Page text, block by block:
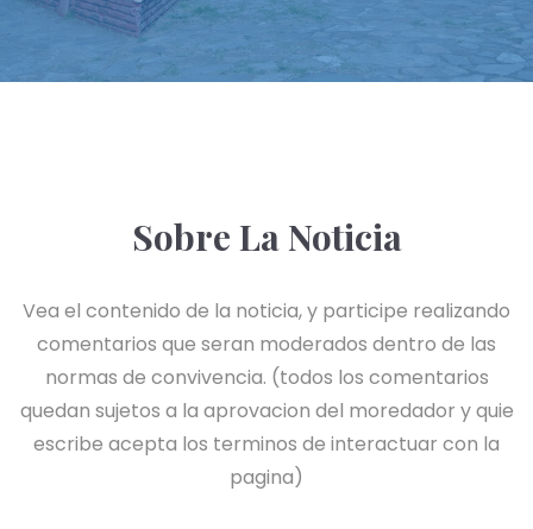
Sobre La Noticia
Vea el contenido de la noticia, y participe realizando
comentarios que seran moderados dentro de las
normas de convivencia. (todos los comentarios
quedan sujetos a la aprovacion del moredador y quie
escribe acepta los terminos de interactuar con la
pagina)